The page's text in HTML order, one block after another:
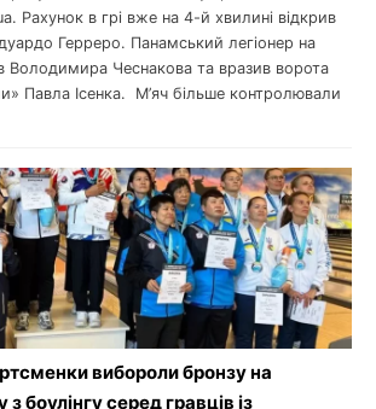
Рахунок в грі вже на 4-й хвилині відкрив
Герреро. Панамський легіонер на
Володимира Чеснакова та вразив ворота
Павла Ісенка. М’яч більше контролювали
вибороли бронзу на
з боулінгу серед гравців із